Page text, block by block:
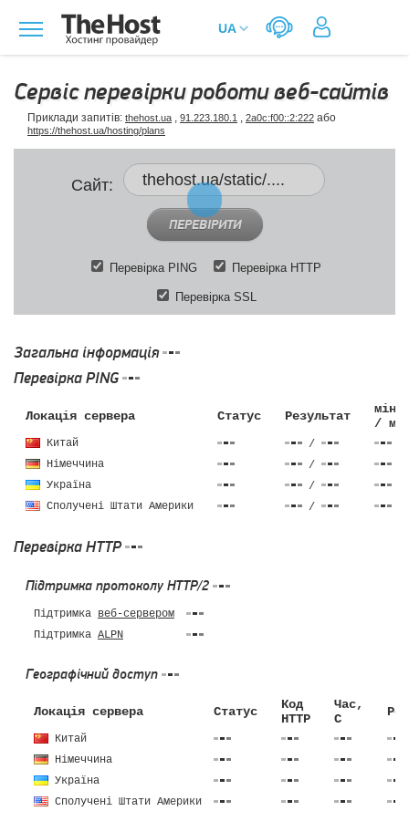
Сервіс перевірки роботи веб-сайтів
Приклади запитів: thehost.ua , 91.223.180.1 , 2a0c:f00::2:222 або
https://thehost.ua/hosting/plans
Сайт:
ПЕРЕВІРИТИ
Перевірка PING Перевірка HTTP
Перевірка SSL
Загальна інформація
Перевірка PING
Локація сервера Статус Результат
мін
/
Китай /
Німеччина
/
Україна
/
Сполучені Штати Америки
/
Перевірка HTTP
Підтримка протоколу HTTP/2
Підтримка веб-сервером
Підтримка ALPN
Географічний доступ
Локація сервера Статус
Код
HTTP
Час,
C
Китай
Німеччина
Україна
Сполучені Штати Америки